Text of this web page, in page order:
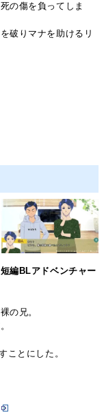
の傷を負ってしま
破りマナを助けるリ
編BLアドベンチャー
の兄。
ことにした。